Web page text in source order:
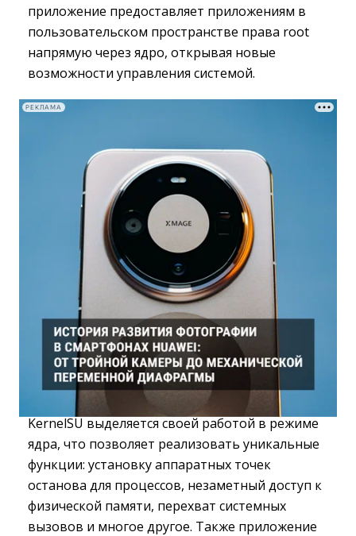
приложение предоставляет приложениям в
пользовательском пространстве права root
напрямую через ядро, открывая новые
возможности управления системой.
РЕКЛАМА
KernelSU выделяется своей работой в режиме
ядра, что позволяет реализовать уникальные
функции: установку аппаратных точек
останова для процессов, незаметный доступ к
физической памяти, перехват системных
вызовов и многое другое. Также приложение